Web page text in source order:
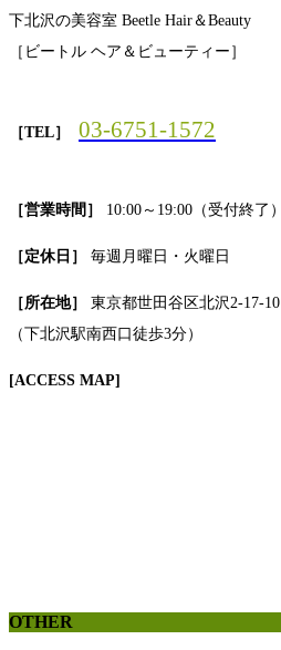
下北沢の美容室 Beetle Hair＆Beauty
［ビートル ヘア＆ビューティー］
［TEL］ 03-6751-1572
［営業時間］ 10:00～19:00（受付終了）
［定休日］ 毎週月曜日・火曜日
［所在地］
東京都世田谷区北沢2-17-10
（下北沢駅南西口徒歩3分）
[ACCESS MAP]
OTHER